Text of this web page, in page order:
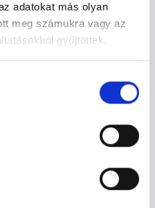
adatokat más olyan
meg számukra vagy az
gyűjtöttek.
info/foglaljorvost-